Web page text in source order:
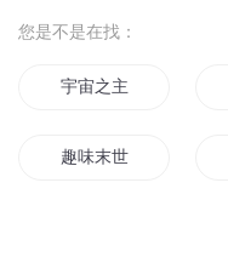
您是不是在找：
宇宙之主
趣味末世